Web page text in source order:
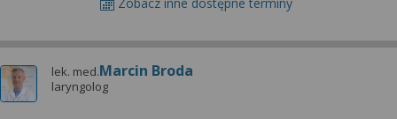
lek. med.Marcin Broda
laryngolog